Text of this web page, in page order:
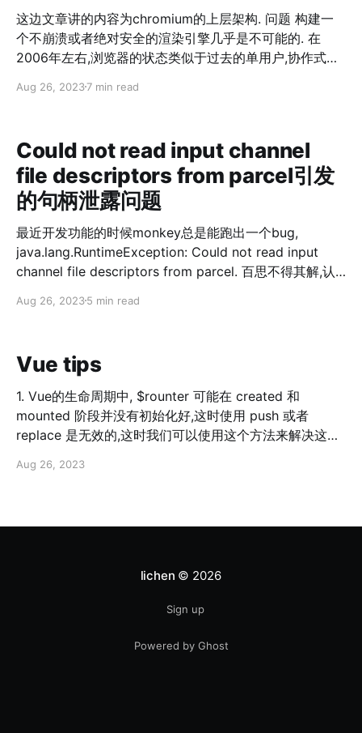
节点交换,那么继续以交换后的节点作为父节点继续执行
maxHeapify. 4. 直到不再产生节点位置交换. void
maxHeapify(int *array, int
这边文章讲的内容为chromium的上层架构. 问题 构建一
个不崩溃或者绝对安全的渲染引擎几乎是不可能的. 在
2006年左右,浏览器的状态类似于过去的单用户,协作式操
同样某些页面的错误操作会使整个浏览器奔溃,这只是一个
程序放到了彼此隔离的单独进程中.一个应用崩溃通常不会
影响其他应用或者整个系统,并且每个用户访问其他用户的
数据是受限的. 架构概览 我们对浏览器的Tab页使用单独
进程,可以避免整个应用受到渲染引擎的bug或者小故障的
影响.我们也限制每个渲染引擎进程访问其他进程和系统的
其他部分.这为浏览器带来了内存保护和访问控制操作系统
带来了好处. 我们将运行UI的主线程和管理Tabs和插件进
程称为"渲染进程"或者"渲染器".渲染器使用Blink开源布局
Aug 26, 20237 min read
Could not read input channel
file descriptors from parcel引发
的句柄泄露问题
最近开发功能的时候monkey总是能跑出一个bug,
java.lang.RuntimeException: Could not read input
channel file descriptors from parcel. 百思不得其解,认
析一下这个bug产生的原因. 一.为什么会产生句柄泄露? 众
句柄上线,就会发生异常.一般android的App都是在单个进
程下运行的,FD的句柄上限是1024,这个在后面的会说明.一
切的重点都在**proc(Processes,虚拟的目录，是系统内
存的映射。可直接访问这个目录来获取系统信息。 )**这
个文件夹下的内容. 这里有参考The proc File System
[https://www.centos.org/docs/5/html/5.1/Deployment
Aug 26, 20235 min read
Vue tips
1. Vue的生命周期中, $rounter 可能在 created 和
mounted 阶段并没有初始化好,这时使用 push 或者
replace 是无效的,这时我们可以使用这个方法来解决这个
this.$router.onReady(() => { this.$router.push({ query
Aug 26, 2023
lichen © 2026
Sign up
Powered by Ghost